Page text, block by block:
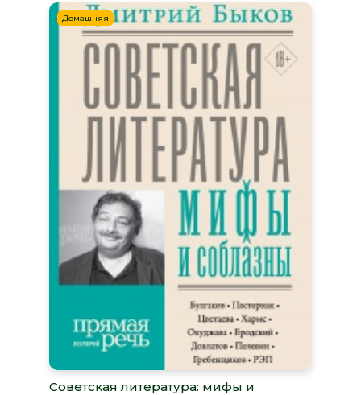
Домашняя
Советская литература: мифы и